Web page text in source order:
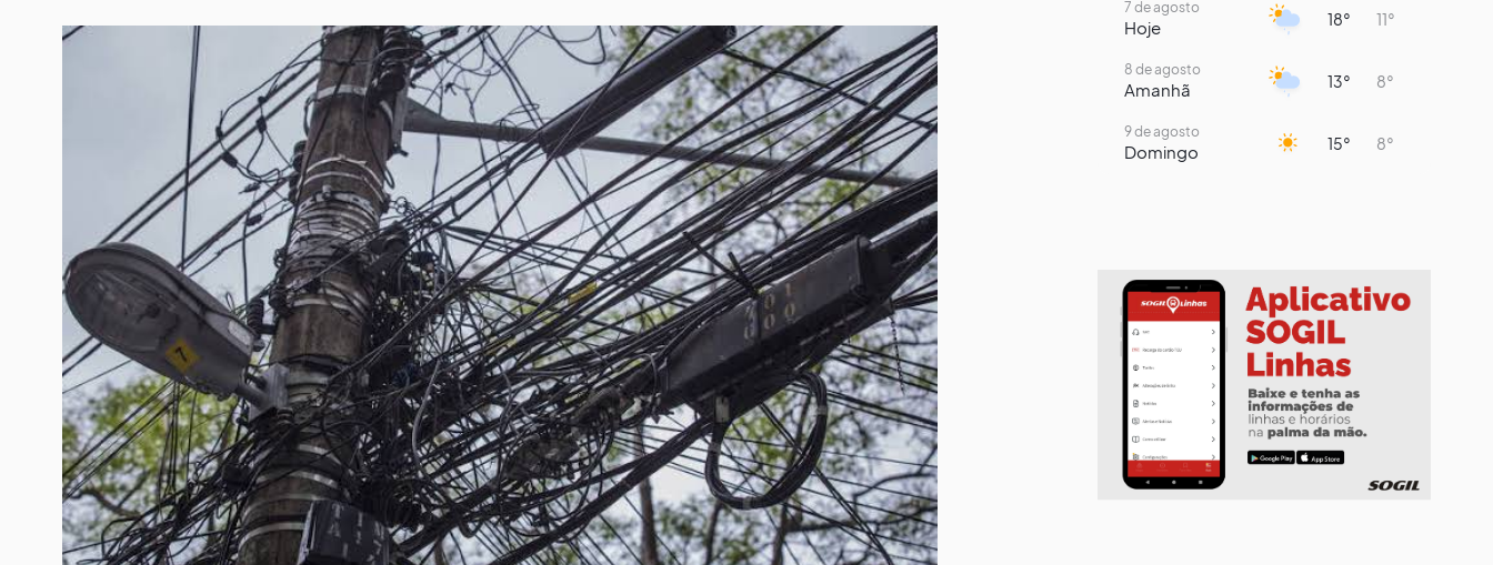
7 de agosto
Hoje 18° 11°
8 de agosto
Amanhã 13° 8°
9 de agosto
Domingo 15° 8°
Terça-Feira
12 de agosto
Quarta-Feira
13 de agosto
Quinta-Feira 15°